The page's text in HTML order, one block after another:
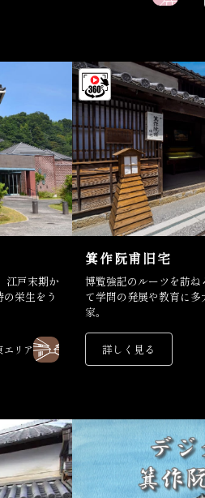
栄生をう
エリア
箕作阮甫旧宅
博覧強記のルーツを訪ねる。 津山藩医であり、洋学
て学問の発展や教育に
家。
詳しく見る